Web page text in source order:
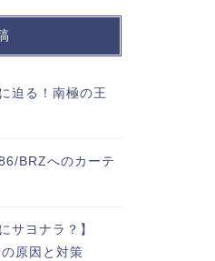
迫る！南極の王
BRZへのカーテ
サヨナラ？】
原因と対策